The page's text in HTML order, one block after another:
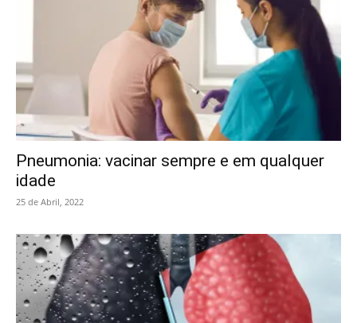
Pneumonia: vacinar sempre e em qualquer
idade
25 de Abril, 2022